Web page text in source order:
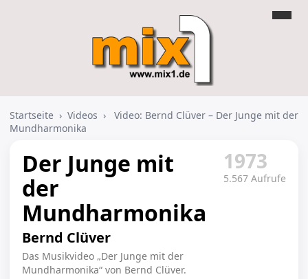
Startseite › Videos ›
Video: Bernd Clüver – Der Junge mit der
Mundharmonika
Der Junge mit
der
Mundharmonika
Bernd Clüver
Das Musikvideo „Der Junge mit der
Mundharmonika“ von Bernd Clüver.
1973
5.567 Aufrufe